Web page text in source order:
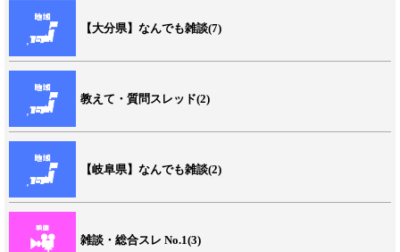
【大分県】なんでも雑談(7)
教えて・質問スレッド(2)
【岐阜県】なんでも雑談(2)
雑談・総合スレ No.1(3)